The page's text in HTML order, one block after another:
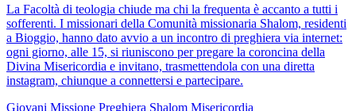
La Facoltà di teologia chiude ma chi la frequenta è accanto a tutti i
sofferenti. I missionari della Comunità missionaria Shalom, residenti
a Bioggio, hanno dato avvio a un incontro di preghiera via internet:
ogni giorno, alle 15, si riuniscono per pregare la coroncina della
Divina Misericordia e invitano, trasmettendola con una diretta
instagram, chiunque a connettersi e partecipare.
Giovani Missione Preghiera Shalom Misericordia